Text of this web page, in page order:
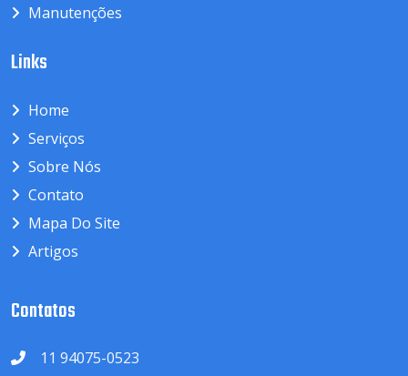
Manutenções
Links
Home
Serviços
Sobre Nós
Contato
Mapa Do Site
Artigos
Contatos
11 94075-0523